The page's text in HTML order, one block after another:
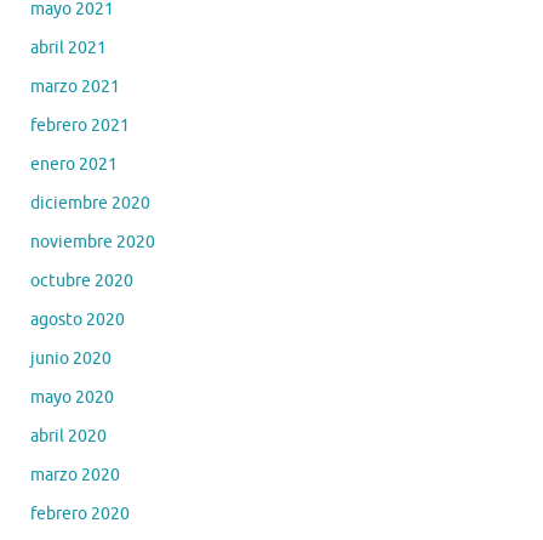
mayo 2021
abril 2021
marzo 2021
febrero 2021
enero 2021
diciembre 2020
noviembre 2020
octubre 2020
agosto 2020
junio 2020
mayo 2020
abril 2020
marzo 2020
febrero 2020